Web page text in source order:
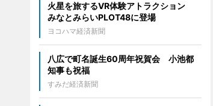
火星を旅するVR体験アトラクション
みなとみらいPLOT48に登場
ヨコハマ経済新聞
八広で町名誕生60周年祝賀会 小池都
知事も祝福
すみだ経済新聞